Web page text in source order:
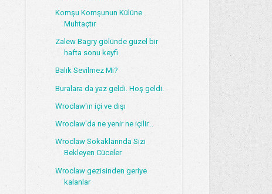
Komşu Komşunun Külüne
Muhtaçtır
Zalew Bagry gölünde güzel bir
hafta sonu keyfi
Balık Sevilmez Mi?
Buralara da yaz geldi. Hoş geldi.
Wroclaw'ın içi ve dışı
Wroclaw'da ne yenir ne içilir...
Wroclaw Sokaklarında Sizi
Bekleyen Cüceler
Wroclaw gezisinden geriye
kalanlar